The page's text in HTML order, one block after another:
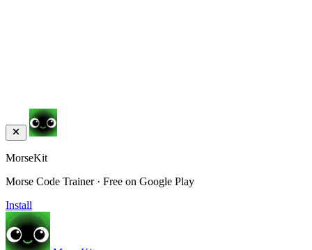
MorseKit
Morse Code Trainer · Free on Google Play
Install